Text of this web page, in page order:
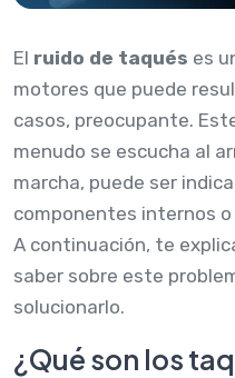
El ruido de taqués es
motores que puede
casos, preocupante.
menudo se escucha al
marcha, puede ser
componentes internos
A continuación, te
saber sobre este
solucionarlo.
¿Qué son los